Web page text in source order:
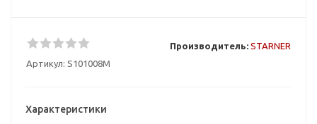
Артикул: S101008M
Производитель: STARNER
Характеристики